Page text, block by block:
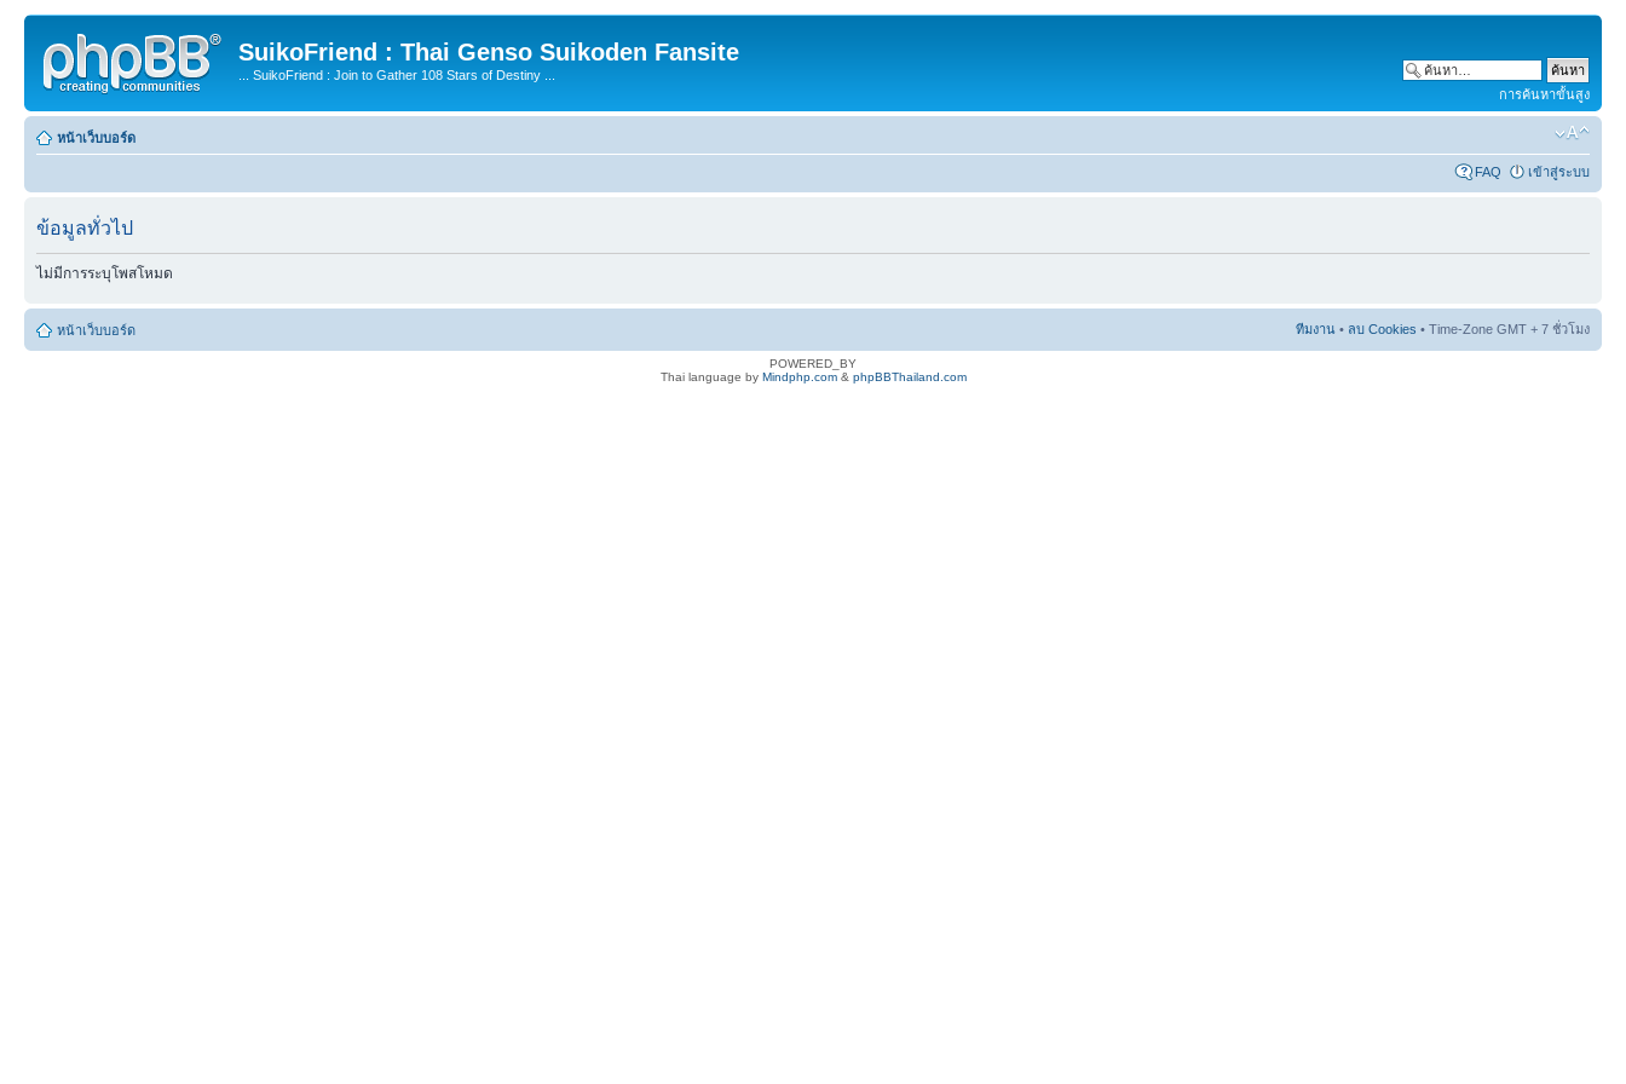
SuikoFriend : Thai Genso Suikoden Fansite
... SuikoFriend : Join to Gather 108 Stars of Destiny ...
การค้นหาขั้นสูง
หน้าเว็บบอร์ด
FAQ เข้าสู่ระบบ
ข้อมูลทั่วไป
ไม่มีการระบุโพสโหมด
หน้าเว็บบอร์ด ทีมงาน • ลบ Cookies • Time-Zone GMT + 7 ชั่วโมง
POWERED_BY
Thai language by Mindphp.com& phpBBThailand.com